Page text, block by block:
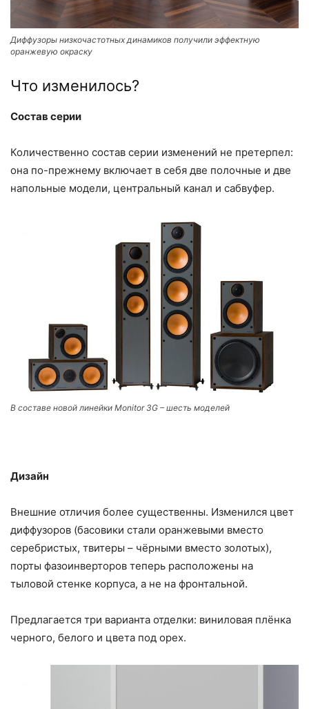
Диффузоры низкочастотных динамиков получили эффектную
оранжевую окраску
Что изменилось?
Состав серии
Количественно состав серии изменений не претерпел:
она по-прежнему включает в себя две полочные и две
напольные модели, центральный канал и сабвуфер.
В составе новой линейки Monitor 3G – шесть моделей
Дизайн
Внешние отличия более существенны. Изменился цвет
диффузоров (басовики стали оранжевыми вместо
серебристых, твитеры – чёрными вместо золотых),
порты фазоинверторов теперь расположены на
тыловой стенке корпуса, а не на фронтальной.
Предлагается три варианта отделки: виниловая плёнка
черного, белого и цвета под орех.